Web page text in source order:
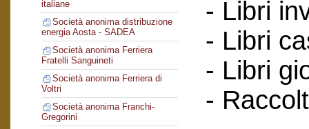
italiane
Società anonima distribuzione
energia Aosta - SADEA
Società anonima Ferriera
Fratelli Sanguineti
Società anonima Ferriera di
Voltri
Società anonima Franchi-
Gregorini
- Libri
- Libri
- Libri
-